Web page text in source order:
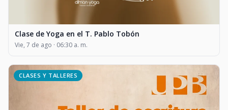
Clase de Yoga en el T. Pablo Tobón
Vie, 7 de ago · 06:30 a. m.
CLASES Y TALLERES